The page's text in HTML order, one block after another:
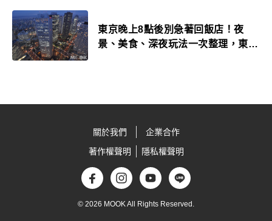
東京晚上8點後別急著回飯店！夜
景、美食、深夜玩法一次整理，東京
關於我們
企業合作
著作權聲明
隱私權聲明
© 2026 MOOK All Rights Reserved.